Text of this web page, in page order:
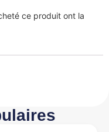
ce produit ont la